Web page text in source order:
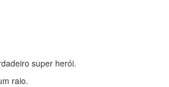
super herói.
raio.